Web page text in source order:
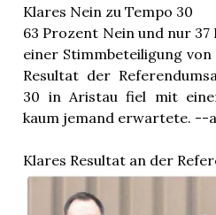
Klares Nein zu Tempo 30
63 Prozent Nein und nur 37
einer Stimmbeteiligung
Resultat der
30 in Aristau fiel mit
kaum jemand erwartete. --
Klares Resultat an der